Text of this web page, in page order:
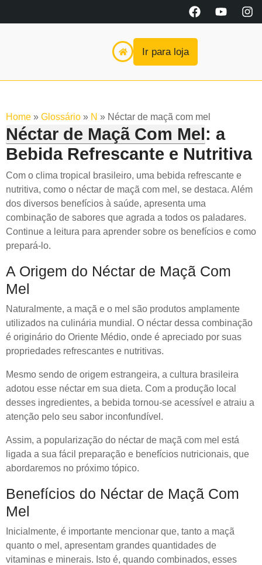
Ir para loja
Home » Glossário » N » Néctar de maçã com mel
Néctar de Maçã Com Mel: a
Bebida Refrescante e Nutritiva
Com o clima tropical brasileiro, uma bebida refrescante e
nutritiva, como o néctar de maçã com mel, se destaca. Além
dos diversos benefícios à saúde, apresenta uma
combinação de sabores que agrada a todos os paladares.
Continue a leitura para aprender sobre os benefícios e como
prepará-lo.
A Origem do Néctar de Maçã Com
Mel
Naturalmente, a maçã e o mel são produtos amplamente
utilizados na culinária mundial. O néctar dessa combinação
é originário do Oriente Médio, onde é apreciado por suas
propriedades refrescantes e nutritivas.
Mesmo sendo de origem estrangeira, a cultura brasileira
adotou esse néctar em sua dieta. Com a produção local
desses ingredientes, a bebida tornou-se acessível e atraiu a
atenção pelo seu sabor inconfundível.
Assim, a popularização do néctar de maçã com mel está
ligada a sua fácil preparação e benefícios nutricionais, que
abordaremos no próximo tópico.
Benefícios do Néctar de Maçã Com
Mel
Inicialmente, é importante mencionar que, tanto a maçã
quanto o mel, apresentam grandes quantidades de
vitaminas e minerais. Isto é, quando combinados, esses